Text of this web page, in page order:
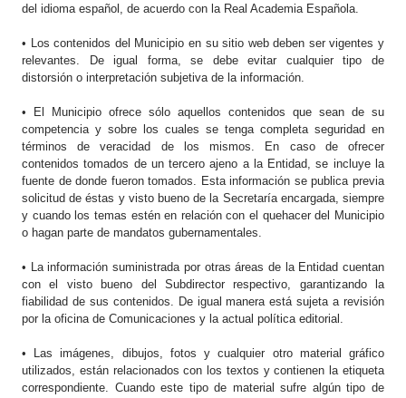
del idioma español, de acuerdo con la Real Academia Española.
• Los contenidos del Municipio en su sitio web deben ser vigentes y
relevantes. De igual forma, se debe evitar cualquier tipo de
distorsión o interpretación subjetiva de la información.
• El Municipio ofrece sólo aquellos contenidos que sean de su
competencia y sobre los cuales se tenga completa seguridad en
términos de veracidad de los mismos. En caso de ofrecer
contenidos tomados de un tercero ajeno a la Entidad, se incluye la
fuente de donde fueron tomados. Esta información se publica previa
solicitud de éstas y visto bueno de la Secretaría encargada, siempre
y cuando los temas estén en relación con el quehacer del Municipio
o hagan parte de mandatos gubernamentales.
• La información suministrada por otras áreas de la Entidad cuentan
con el visto bueno del Subdirector respectivo, garantizando la
fiabilidad de sus contenidos. De igual manera está sujeta a revisión
por la oficina de Comunicaciones y la actual política editorial.
• Las imágenes, dibujos, fotos y cualquier otro material gráfico
utilizados, están relacionados con los textos y contienen la etiqueta
correspondiente. Cuando este tipo de material sufre algún tipo de